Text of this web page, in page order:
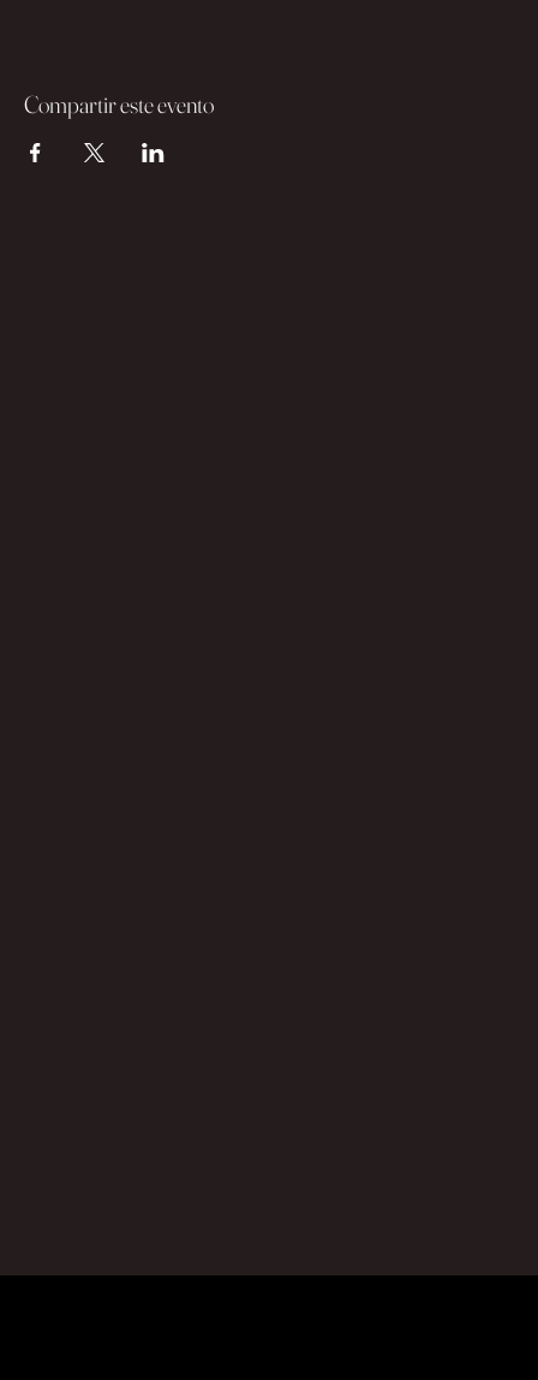
Y cuando hayas terminado, haz clic en Guardar y tu trabajo se
guardará en tu Editor de eventos. Puedes elegir qué eventos
aparecen en tu página.
Compartir este evento